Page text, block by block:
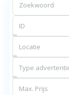
Locatie
Type
Max. Prijs